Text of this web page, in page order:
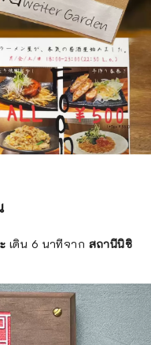
เดิน 6 นาทีจาก สถานีนิชิ